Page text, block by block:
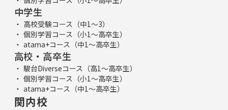
中学生
高校受験コース（中1～3）
個別学習コース（小1～高卒生）
atama+コース（中1～高卒生）
高校・高卒生
駿台Diverseコース（高1～高卒生）
個別学習コース（小1～高卒生）
atama+コース（中1～高卒生）
関内校